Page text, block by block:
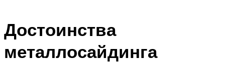
Достоинства
металлосайдинга